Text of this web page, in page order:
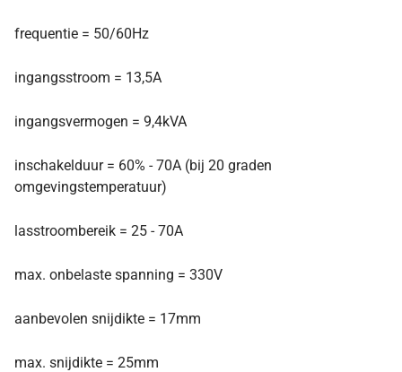
frequentie = 50/60Hz
ingangsstroom = 13,5A
ingangsvermogen = 9,4kVA
inschakelduur = 60% - 70A (bij 20 graden
omgevingstemperatuur)
lasstroombereik = 25 - 70A
max. onbelaste spanning = 330V
aanbevolen snijdikte = 17mm
max. snijdikte = 25mm